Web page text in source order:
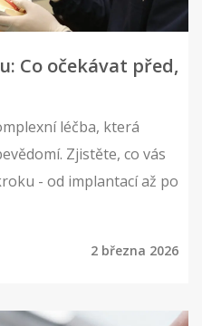
Co očekávat před,
léčba, která
Zjistěte, co vás
- od implantací až po
2 března 2026